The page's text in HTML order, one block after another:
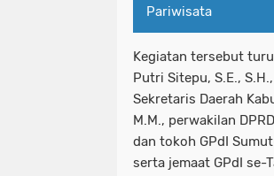
Pariwisata
Kegiatan tersebut
Putri Sitepu, S.E.,
Sekretaris Daerah
M.M., perwakilan
dan tokoh GPdI
serta jemaat GPdI se-